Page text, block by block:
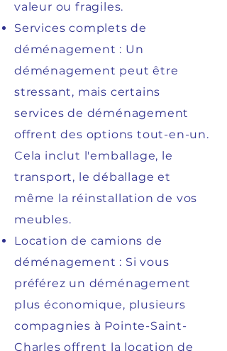
valeur ou fragiles.
Services complets de
déménagement : Un
déménagement peut être
stressant, mais certains
services de déménagement
offrent des options tout-en-un.
Cela inclut l'emballage, le
transport, le déballage et
même la réinstallation de vos
meubles.
Location de camions de
déménagement : Si vous
préférez un déménagement
plus économique, plusieurs
compagnies à Pointe-Saint-
Charles offrent la location de